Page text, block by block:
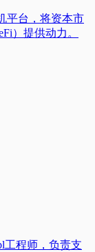
平台，将资本市
）提供动力。
工程师，负责支